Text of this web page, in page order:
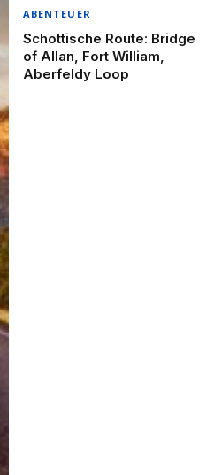
ABENTEUER
Schottische Route: Bridge
of Allan, Fort William,
Aberfeldy Loop